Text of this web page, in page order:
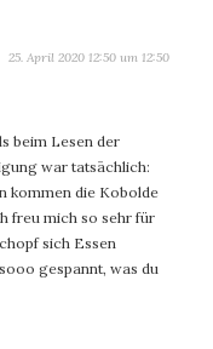
25. April 2020 12:50 um 12:50
beim Lesen der
war tatsächlich:
kommen die Kobolde
freu mich so sehr für
sich Essen
gespannt, was du